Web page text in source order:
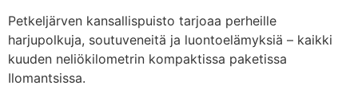
Petkeljärven kansallispuisto tarjoaa perheille
harjupolkuja, soutuveneitä ja luontoelämyksiä – kaikki
kuuden neliökilometrin kompaktissa paketissa
Ilomantsissa.